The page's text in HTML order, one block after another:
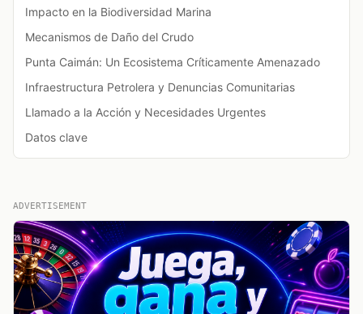
Impacto en la Biodiversidad Marina
Mecanismos de Daño del Crudo
Punta Caimán: Un Ecosistema Críticamente Amenazado
Infraestructura Petrolera y Denuncias Comunitarias
Llamado a la Acción y Necesidades Urgentes
Datos clave
ADVERTISEMENT